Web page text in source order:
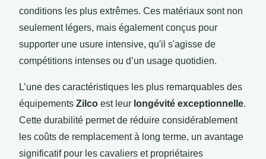
conditions les plus extrêmes. Ces matériaux sont non
seulement légers, mais également conçus pour
supporter une usure intensive, qu'il s'agisse de
compétitions intenses ou d’un usage quotidien.
L’une des caractéristiques les plus remarquables des
équipements Zilco est leur longévité exceptionnelle.
Cette durabilité permet de réduire considérablement
les coûts de remplacement à long terme, un avantage
significatif pour les cavaliers et propriétaires